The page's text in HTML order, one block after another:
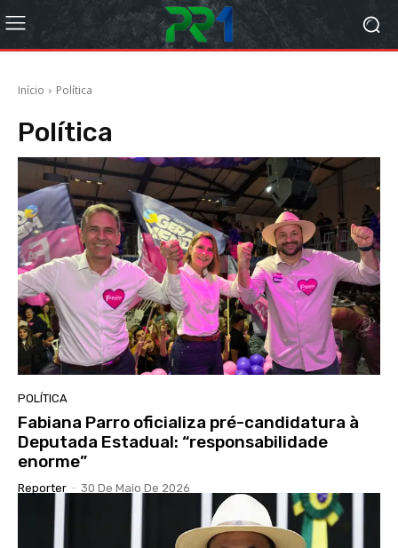
Início Política
Política
POLÍTICA
Fabiana Parro oficializa pré-candidatura à
Deputada Estadual: “responsabilidade
enorme”
Reporter - 30 De Maio De 2026